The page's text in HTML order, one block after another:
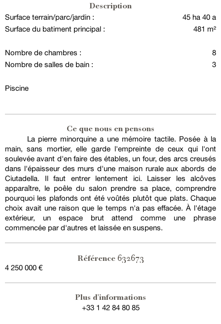
Description
Surface terrain/parc/jardin :
45 ha 40 a
Surface du batiment principal :
481 m²
Nombre de chambres :
8
Nombre de salles de bain :
3
Piscine
Ce que nous en pensons
La pierre minorquine a une mémoire tactile. Posée à la
main, sans mortier, elle garde l'empreinte de ceux qui l'ont
soulevée avant d'en faire des étables, un four, des arcs creusés
dans l'épaisseur des murs d'une maison rurale aux abords de
Ciutadella. Il faut entrer lentement ici. Laisser les alcôves
apparaître, le poêle du salon prendre sa place, comprendre
pourquoi les plafonds ont été voûtés plutôt que plats. Chaque
choix avait une raison que le temps n'a pas effacée. À l'étage
extérieur, un espace brut attend comme une phrase
commencée par d'autres et laissée en suspens.
Référence 632673
4 250 000 €
Plus d'informations
+33 1 42 84 80 85